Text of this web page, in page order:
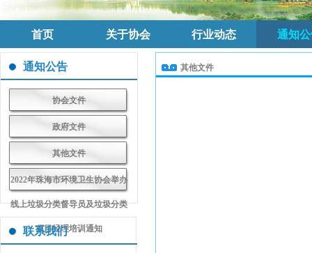
首页 关于协会 行业动态 通知
通知公告
协会文件
政府文件
其他文件
2022年珠海市环境卫生协会举办
线上垃圾分类督导员及垃圾分类
项目经理培训通知
联系我们
其他文件